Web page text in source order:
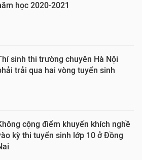
học 2020-2021
sinh thi trường chuyên Hà Nội
trải qua hai vòng tuyển sinh
cộng điểm khuyến khích nghề
kỳ thi tuyển sinh lớp 10 ở Đồng